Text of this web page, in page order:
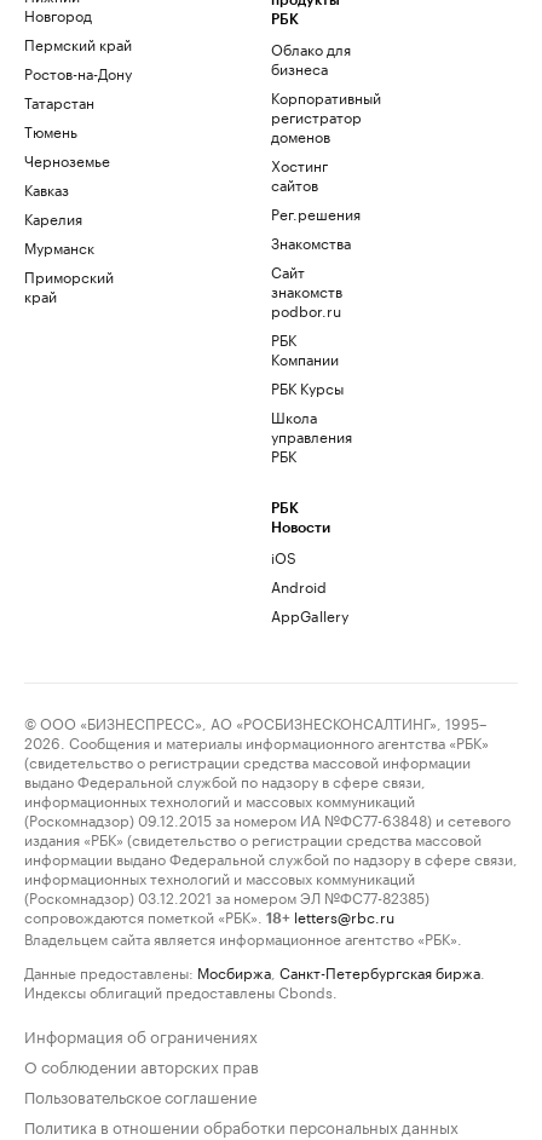
Новгород
Пермский край
Ростов-на-Дону
Татарстан
Тюмень
Черноземье
Кавказ
Карелия
Мурманск
Приморский
край
РБК
Облако для
бизнеса
Корпоративный
регистратор
доменов
Хостинг
сайтов
Рег.решения
Знакомства
Сайт
знакомств
podbor.ru
РБК
Компании
РБК Курсы
Школа
управления
РБК
РБК
Новости
iOS
Android
AppGallery
© ООО «БИЗНЕСПРЕСС», АО «РОСБИЗНЕСКОНСАЛТИНГ», 1995–
2026. Сообщения и материалы информационного агентства «РБК»
(свидетельство о регистрации средства массовой информации
выдано Федеральной службой по надзору в сфере связи,
информационных технологий и массовых коммуникаций
(Роскомнадзор) 09.12.2015 за номером ИА №ФС77-63848) и сетевого
издания «РБК» (свидетельство о регистрации средства массовой
информации выдано Федеральной службой по надзору в сфере связи,
информационных технологий и массовых коммуникаций
(Роскомнадзор) 03.12.2021 за номером ЭЛ №ФС77-82385)
сопровождаются пометкой «РБК».
18+ letters@rbc.ru
Владельцем сайта является информационное агентство «РБК».
Данные предоставлены: Мосбиржа Санкт-Петербургская биржа
Индексы облигаций предоставлены Cbonds.
Информация об ограничениях
О соблюдении авторских прав
Пользовательское соглашение
Политика в отношении обработки персональных данных